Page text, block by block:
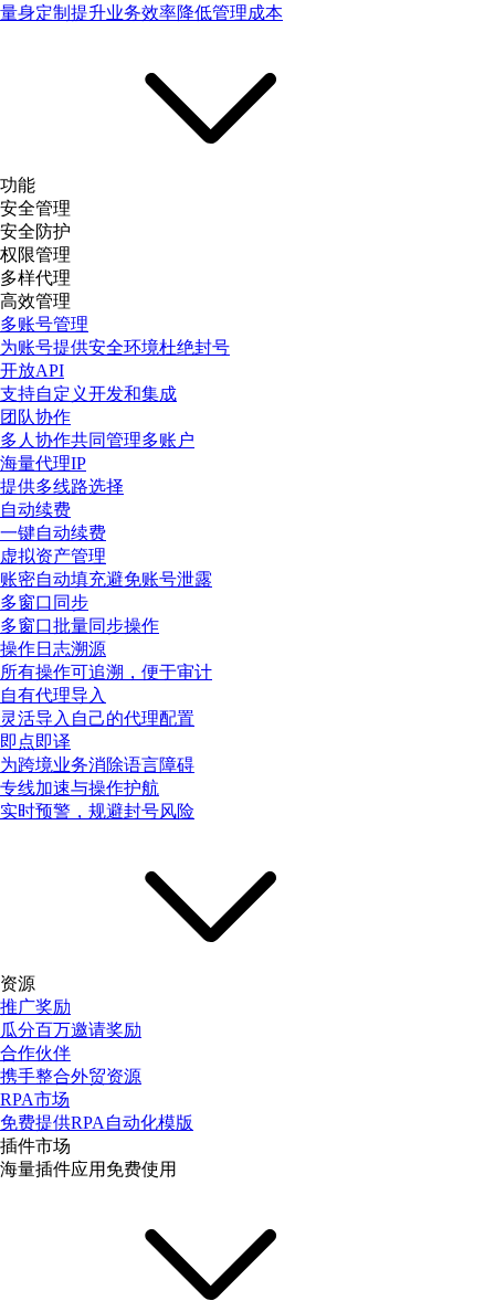
量身定制提升业务效率降低管理成本
功能
安全管理
安全防护
权限管理
多样代理
高效管理
多账号管理
为账号提供安全环境杜绝封号
开放API
支持自定义开发和集成
团队协作
多人协作共同管理多账户
海量代理IP
提供多线路选择
自动续费
一键自动续费
虚拟资产管理
账密自动填充避免账号泄露
多窗口同步
多窗口批量同步操作
操作日志溯源
所有操作可追溯，便于审计
自有代理导入
灵活导入自己的代理配置
即点即译
为跨境业务消除语言障碍
专线加速与操作护航
实时预警，规避封号风险
资源
推广奖励
瓜分百万邀请奖励
合作伙伴
携手整合外贸资源
RPA市场
免费提供RPA自动化模版
插件市场
海量插件应用免费使用